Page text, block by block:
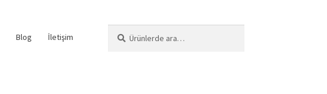
Blog İletişim